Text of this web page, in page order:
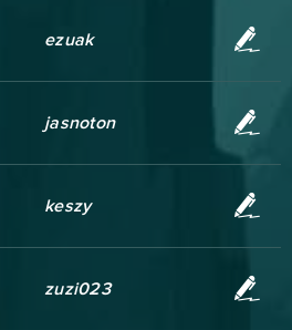
ezuak
jasnoton
keszy
zuzi023